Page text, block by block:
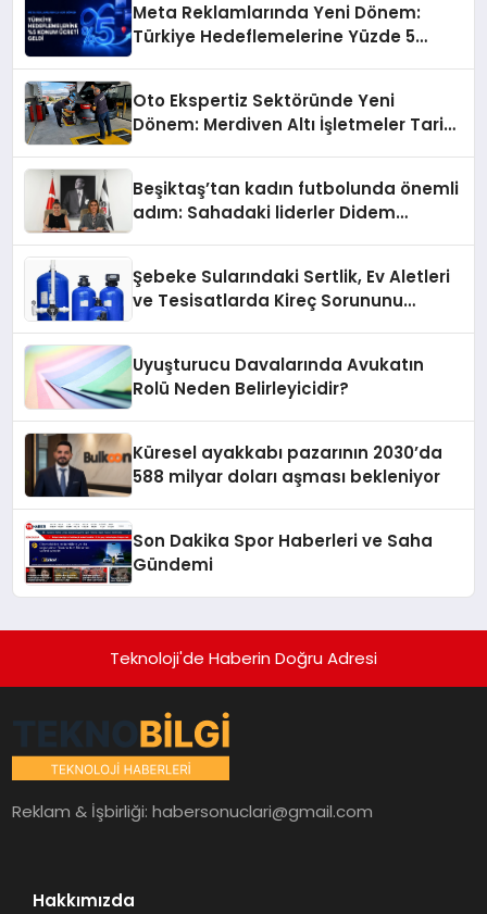
Meta Reklamlarında Yeni Dönem:
Türkiye Hedeflemelerine Yüzde 5
Oto Ekspertiz Sektöründe Yeni
Dönem: Merdiven Altı İşletmeler Tarih
Beşiktaş’tan kadın futbolunda önemli
adım: Sahadaki liderler Didem
Şebeke Sularındaki Sertlik, Ev Aletleri
ve Tesisatlarda Kireç Sorununu
Uyuşturucu Davalarında Avukatın
Rolü Neden Belirleyicidir?
Küresel ayakkabı pazarının 2030’da
588 milyar doları aşması bekleniyor
Son Dakika Spor Haberleri ve Saha
Gündemi
Teknoloji'de Haberin Doğru Adresi
Reklam & İşbirliği:habersonuclari@gmail.com
Hakkımızda